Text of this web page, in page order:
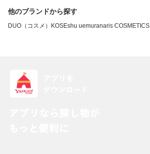
他のブランドから探す
DUO（コスメ） KOSEshu uemuranaris COSMETICS